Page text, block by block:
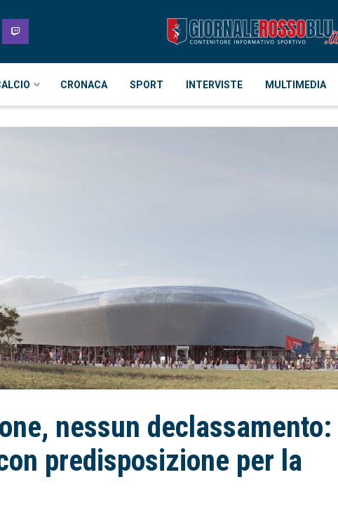
CRONACA SPORT INTERVISTE MULTIMEDIA
nessun declassamento:
predisposizione per la